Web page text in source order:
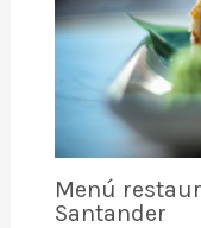
Menú
Santander